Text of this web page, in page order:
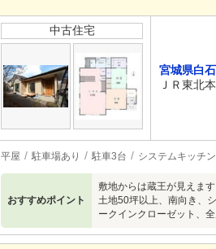
中古住宅
宮城県白
ＪＲ東北
平屋 駐車場あり 駐車3台 システムキッチン
おすすめポイント
敷地からは蔵王が見えま
土地50坪以上、南向き、
ークインクローゼット、